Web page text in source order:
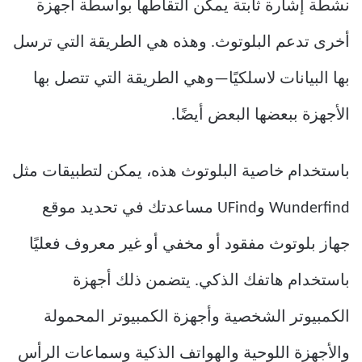
نشطة إشارة ثابتة يمكن التقاطها بواسطة أجهزة
أخرى تدعم البلوتوث. وهذه هي الطريقة التي ترسل
بها البيانات لاسلكيًا—وهي الطريقة التي تتصل بها
الأجهزة ببعضها البعض أيضًا.
باستخدام خاصية البلوتوث هذه، يمكن لتطبيقات مثل
Wunderfind وUFind مساعدتك في تحديد موقع
جهاز بلوتوث مفقود أو مخفي أو غير معروف فعليًا
باستخدام هاتفك الذكي. يتضمن ذلك أجهزة
الكمبيوتر الشخصية وأجهزة الكمبيوتر المحمولة
والأجهزة اللوحية والهواتف الذكية وسماعات الرأس